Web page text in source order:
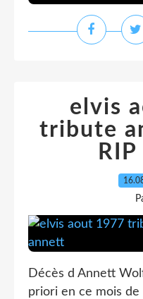
elvis
tribute
Décès d Annett
priori en ce mois